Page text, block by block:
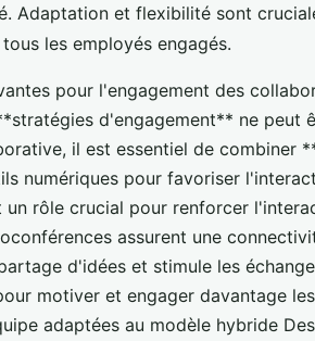
Adaptation et flexibilité sont
les employés engagés.
pour l'engagement des
d'engagement** ne peut
il est essentiel de combiner
numériques pour favoriser
un rôle crucial pour renforcer
assurent une
d'idées et stimule les
motiver et engager davantage
adaptées au modèle hybride